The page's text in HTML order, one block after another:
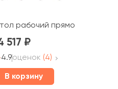
металла (1200*600*750)
рабочий прямолинейный
517
4.9оценок (4)
В корзину